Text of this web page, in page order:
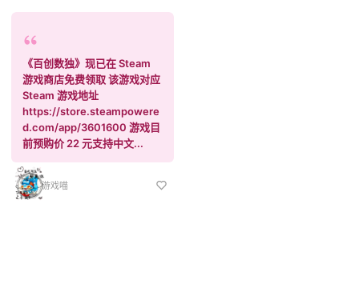
《百创数独》现已在 Steam
游戏商店免费领取 该游戏对应
Steam 游戏地址
https://store.steampowere
d.com/app/3601600 游戏目
前预购价 22 元支持中文...
游戏喵